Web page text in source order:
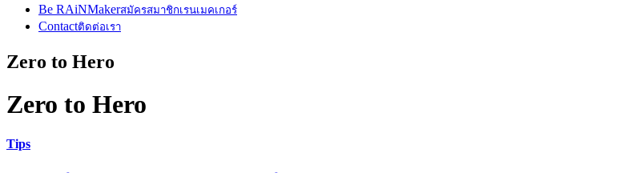
Be RAiNMakerสมัครสมาชิกเรนเมคเกอร์
Contactติดต่อเรา
Zero to Hero
Zero to Hero
Tips